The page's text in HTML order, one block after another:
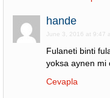
hande
June 3, 2016 at 9:47
Fulaneti binti
yoksa aynen mi
Cevapla